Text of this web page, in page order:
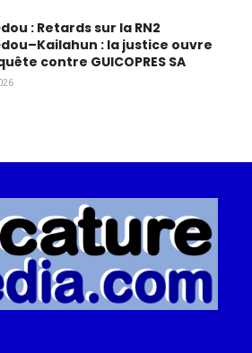
: Retards sur la RN2
: la justice ouvre
contre GUICOPRES SA